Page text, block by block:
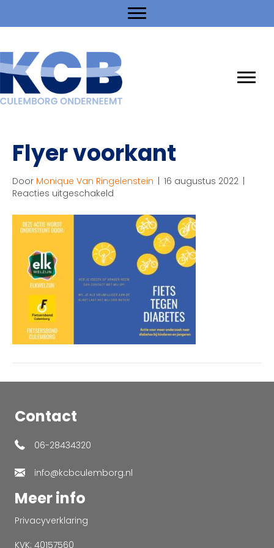
Flyer voorkant
Door Monique Van Ringelenstein | 16 augustus 2022 |
Reacties uitgeschakeld
voorkant
Contact
06-28434320
info@kcbculemborg.nl
Meer info
Privacyverklaring
KVK: 40157560